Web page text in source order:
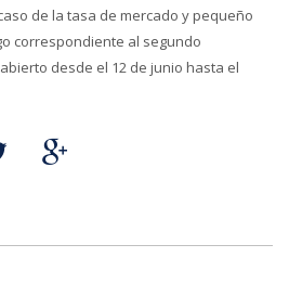
de la tasa de mercado y pequeño
correspondiente al segundo
desde el 12 de junio hasta el